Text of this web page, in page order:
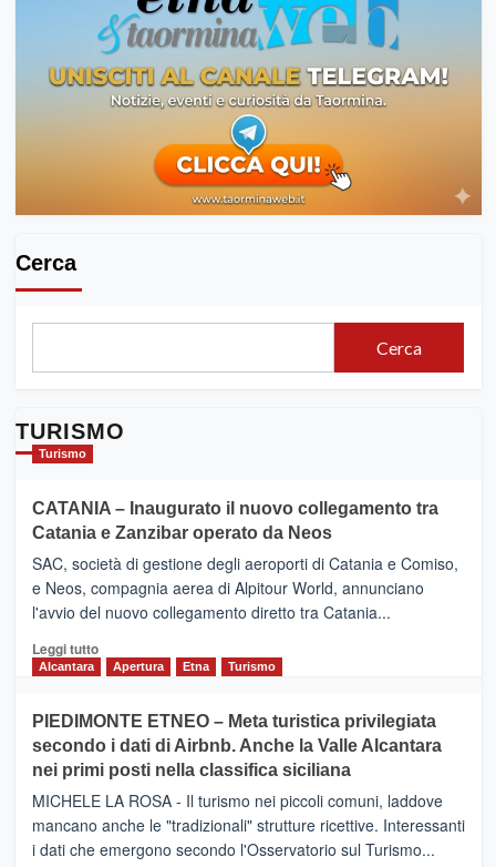
Antonino
Portaro
ieri
e
oggi”
raccontata
da
Cerca
Cerca
TURISMO
Turismo
CATANIA – Inaugurato il nuovo collegamento tra
Catania e Zanzibar operato da Neos
SAC, società di gestione degli aeroporti di Catania e Comiso,
e Neos, compagnia aerea di Alpitour World, annunciano
l'avvio del nuovo collegamento diretto tra Catania...
Leggi tuttoLeggi
CATANIA
–
Inaugurato
il
nuovo
collegamento
tra
Alcantara Apertura Etna Turismo
PIEDIMONTE ETNEO – Meta turistica privilegiata
secondo i dati di Airbnb. Anche la Valle Alcantara
nei primi posti nella classifica siciliana
MICHELE LA ROSA - Il turismo nei piccoli comuni, laddove
mancano anche le "tradizionali" strutture ricettive. Interessanti
i dati che emergono secondo l'Osservatorio sul Turismo...